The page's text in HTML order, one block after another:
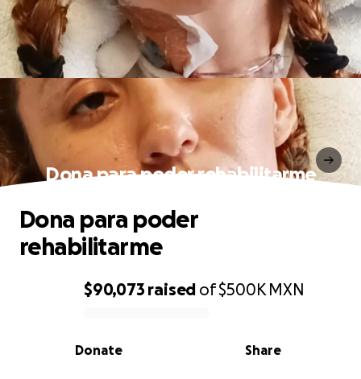
Dona para poder rehabilitarme
0% complete
$90,073 raised of$500K MXN
Share
Donate
Dona para poder
rehabilitarme